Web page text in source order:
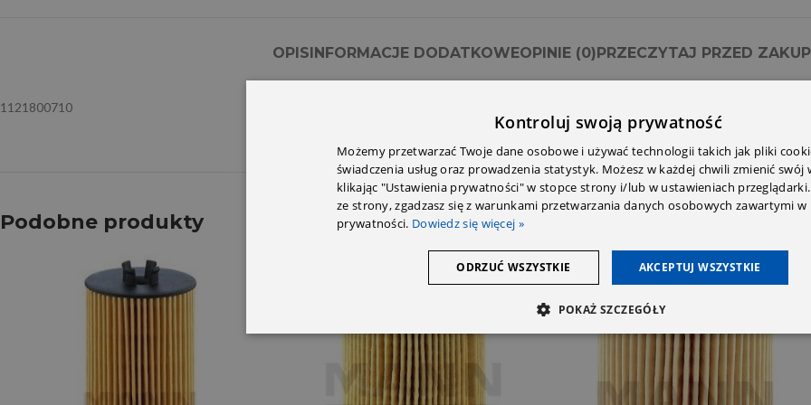
OPISINFORMACJE DODATKOWEOPINIE (0)PRZECZYTAJ PRZED
1121800710
Podobne produkty
Kontroluj swoją prywatność
Możemy przetwarzać Twoje dane osobowe i używać technologii takich jak pliki
świadczenia usług oraz prowadzenia statystyk. Możesz w każdej chwili zmienić swój
klikając "Ustawienia prywatności" w stopce strony i/lub w ustawieniach
ze strony, zgadzasz się z warunkami przetwarzania danych osobowych zawartymi
prywatności. Dowiedz się więcej »
AKCEPTUJ WSZYSTKIE
ODRZUĆ WSZYSTKIE
POKAŻ SZCZEGÓŁY